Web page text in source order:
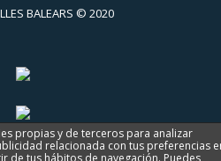
BALEARS © 2020
propias y de terceros para analizar
relacionada con tus preferencias
de tus hábitos de navegación. Puedes